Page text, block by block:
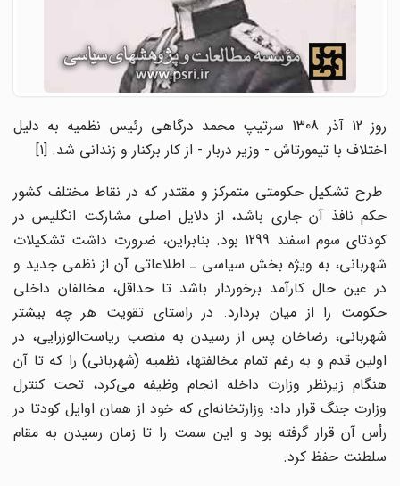
روز 12 آذر 1308 سرتیپ محمد درگاهی رئیس نظمیه به دلیل
اختلاف با تیمورتاش - وزیر دربار - از کار برکنار و زندانی شد. [۱]
طرح تشکیل حکومتی متمرکز و مقتدر که در نقاط مختلف کشور
حکم نافذ آن جاری باشد، از دلایل اصلی مشارکت انگلیس در
کودتای سوم اسفند 1299 بود. بنابراین، ضرورت داشت تشکیلات
شهربانی، به ویژه بخش سیاسی ـ اطلاعاتی آن از نظمی جدید و
در عین حال کارآمد برخوردار باشد تا حداقل، مخالفان داخلی
حکومت را از میان بردارد. در راستای تقویت هر چه بیشتر
شهربانی، رضاخان پس از رسیدن به منصب ریاست‌الوزرایی، در
اولین قدم و به رغم تمام مخالفتها، نظمیه (شهربانی) را که تا آن
هنگام زیرنظر وزارت داخله انجام وظیفه می‌کرد، تحت کنترل
وزارت جنگ قرار داد؛ وزارتخانه‌ای که خود از همان اوایل کودتا در
رأس آن قرار گرفته بود و این سمت را تا زمان رسیدن به مقام
سلطنت حفظ کرد.